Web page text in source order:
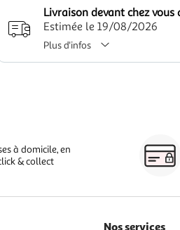
Livraison devant chez vous
Estimée le 19/08/2026
Plus d'infos
à domicile, en
& collect
Nos services